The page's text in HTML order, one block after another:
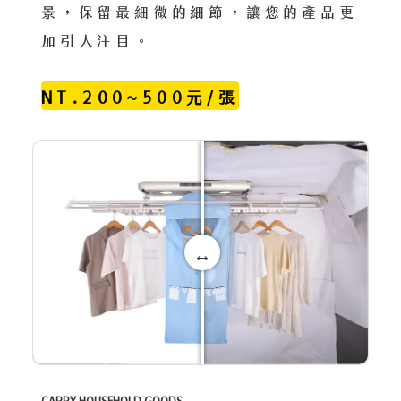
景，保留最細微的細節，讓您的產品更
加引人注目。
NT.200~500元/張